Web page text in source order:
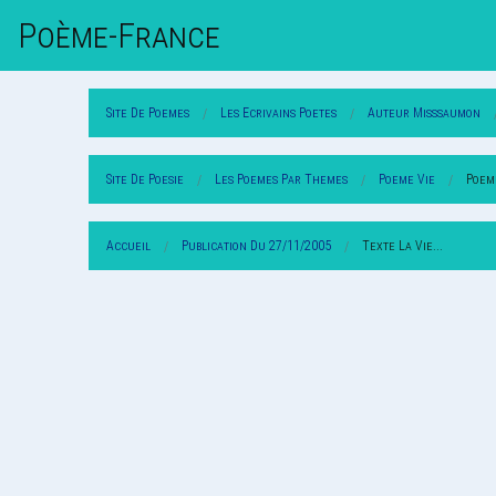
Poème-FrAnce
Site De Poemes Les Ecrivains Poetes Auteur Misssaumon
Site De Poesie Les Poemes Par Themes Poeme Vie
Accueil Publication Du 27/11/2005 Texte La Vie...